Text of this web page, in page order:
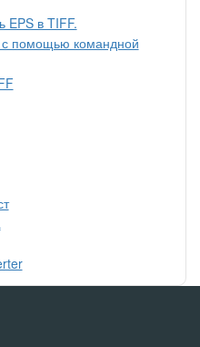
EPS в TIFF.
с помощью командной